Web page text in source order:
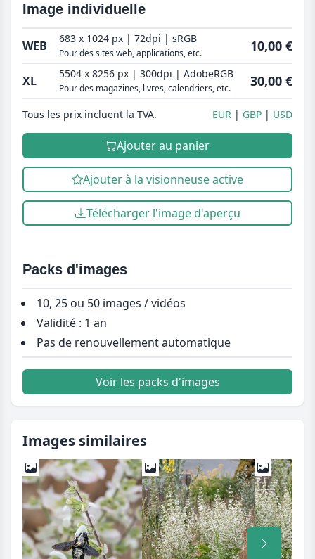
Image individuelle
WEB 683 x 1024 px | 72dpi | sRGB
Pour des sites web, applications, etc. 10,00 €
XL 5504 x 8256 px | 300dpi | AdobeRGB
Pour des magazines, livres, calendriers, etc. 30,00 €
Tous les prix incluent la TVA. EUR GBP USD
Ajouter au panier
Ajouter à la visionneuse active
Télécharger l'image d'aperçu
Packs d'images
10, 25 ou 50 images / vidéos
Validité : 1 an
Pas de renouvellement automatique
Voir les packs d'images
Images similaires